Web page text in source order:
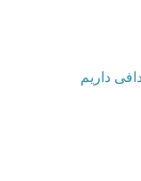
داریم